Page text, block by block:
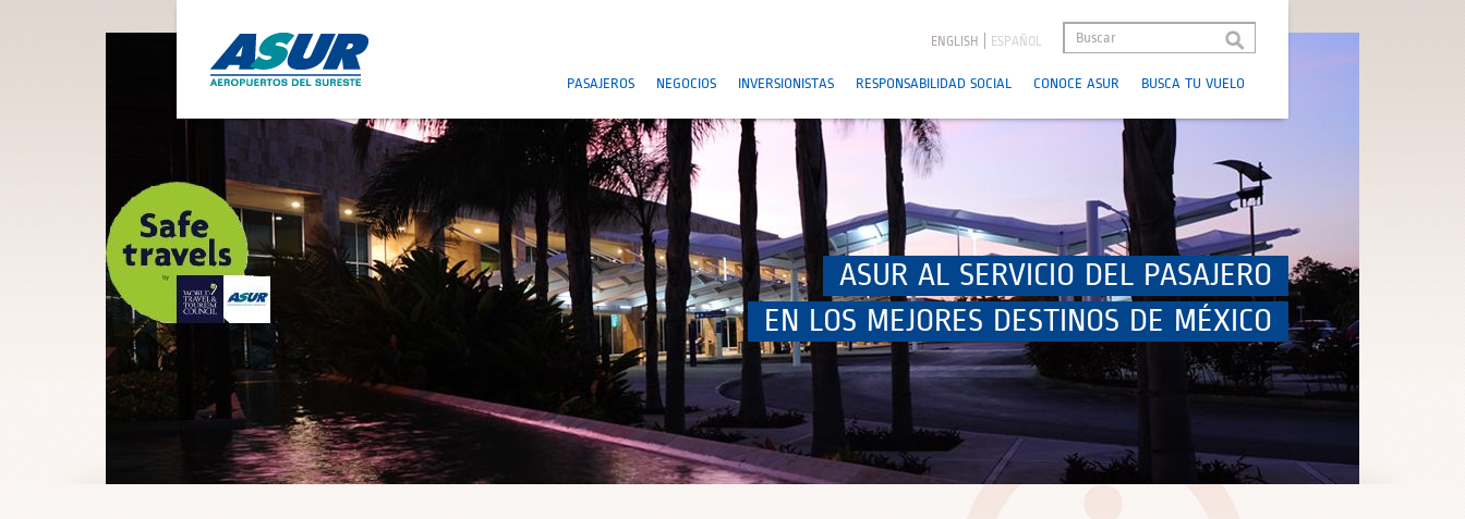
ENGLISH ESPAÑOL
PASAJEROS NEGOCIOS INVERSIONISTAS RESPONSABILIDAD SOCIAL CONOCE ASUR BUSCA TU VUELO
ASUR AL SERVICIO DEL PASAJERO
EN LOS MEJORES DESTINOS DE MÉXICO